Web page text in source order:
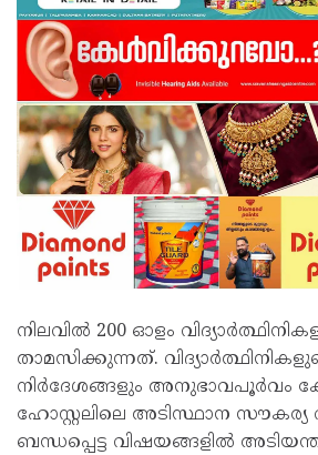
നിലവിൽ 200 ഓളം
താമസിക്കുന്നത്.
നിർദേശങ്ങളും അനുഭാവപൂർവം
ഹോസ്റ്റലിലെ അടിസ്ഥാന
ബന്ധപ്പെട്ട വിഷയങ്ങളിൽ